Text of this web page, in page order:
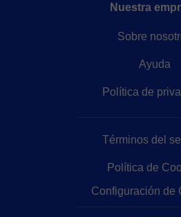
Nuestra
Sobre
Ayuda
Política de
Términos del
Política de
Configuración de